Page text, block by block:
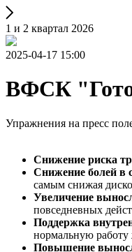
1 и 2 квартал 2026
2025-04-17 15:00
ВФСК
Упражнения на пресс
Снижение риска
Снижение болей в
самым снижая
Увеличение
повседневных
Поддержка
нормальную работу
Повышение